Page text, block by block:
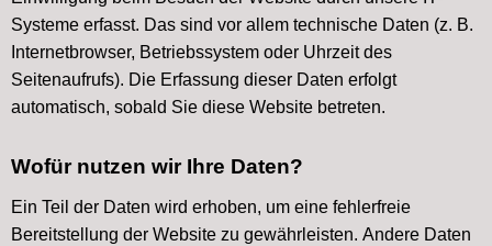
Systeme erfasst. Das sind vor allem technische Daten (z. B.
Internetbrowser, Betriebssystem oder Uhrzeit des
Seitenaufrufs). Die Erfassung dieser Daten erfolgt
automatisch, sobald Sie diese Website betreten.
Wofür nutzen wir Ihre Daten?
Ein Teil der Daten wird erhoben, um eine fehlerfreie
Bereitstellung der Website zu gewährleisten. Andere Daten